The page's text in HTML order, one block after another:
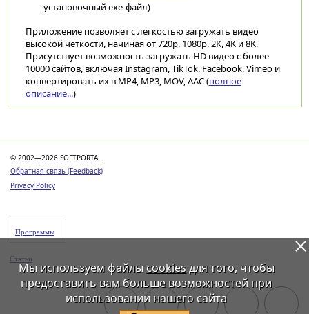
установочный exe-файл)
Приложение позволяет с легкостью загружать видео
высокой четкости, начиная от 720p, 1080p, 2K, 4K и 8K.
Присутствует возможность загружать HD видео с более
10000 сайтов, включая Instagram, TikTok, Facebook, Vimeo и
конвертировать их в MP4, MP3, MOV, AAC (полное
описание...)
© 2002—2026 SOFTPORTAL
Обратная связь (Feedback)
Privacy Policy
Программы
Статьи
Мы используем файлы cookiesдля того, чтобы
предоставить вам больше возможностей при
использовании нашего сайта